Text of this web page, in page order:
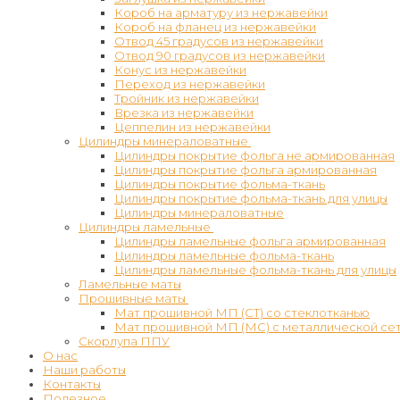
Короб на арматуру из нержавейки
Короб на фланец из нержавейки
Отвод 45 градусов из нержавейки
Отвод 90 градусов из нержавейки
Конус из нержавейки
Переход из нержавейки
Тройник из нержавейки
Врезка из нержавейки
Цеппелин из нержавейки
Цилиндры минераловатные
Цилиндры покрытие фольга не армированная
Цилиндры покрытие фольга армированная
Цилиндры покрытие фольма-ткань
Цилиндры покрытие фольма-ткань для улицы
Цилиндры минераловатные
Цилиндры ламельные
Цилиндры ламельные фольга армированная
Цилиндры ламельные фольма-ткань
Цилиндры ламельные фольма-ткань для улицы
Ламельные маты
Прошивные маты
Мат прошивной МП (СТ) со стеклотканью
Мат прошивной МП (МС) с металлической
Скорлупа ППУ
О нас
Наши работы
Контакты